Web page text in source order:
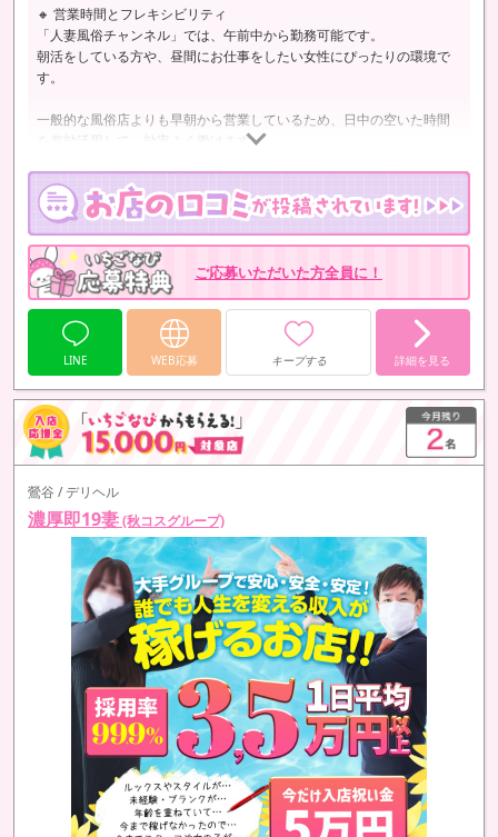
🔸 営業時間とフレキシビリティ
「人妻風俗チャンネル」では、午前中から勤務可能です。
朝活をしている方や、昼間にお仕事をしたい女性にぴったりの環境で
す。
一般的な風俗店よりも早朝から営業しているため、日中の空いた時間
を有効活用して、効率よく働けます。
🔸 稼げるシフト
午前～昼過ぎは特に忙しくなる時間帯。この時間に合わせて出勤すれ
ば、日給アップが期待できます！
他の風俗店さんと比べても、午前～昼間の時間帯は比較的高収入を得
やすいのが魅力です。
…
ご応募いただいた方全員に！
LINE WEB応募 キープする 詳細を見る
鶯谷 / デリヘル
濃厚即19妻(秋コスグループ)